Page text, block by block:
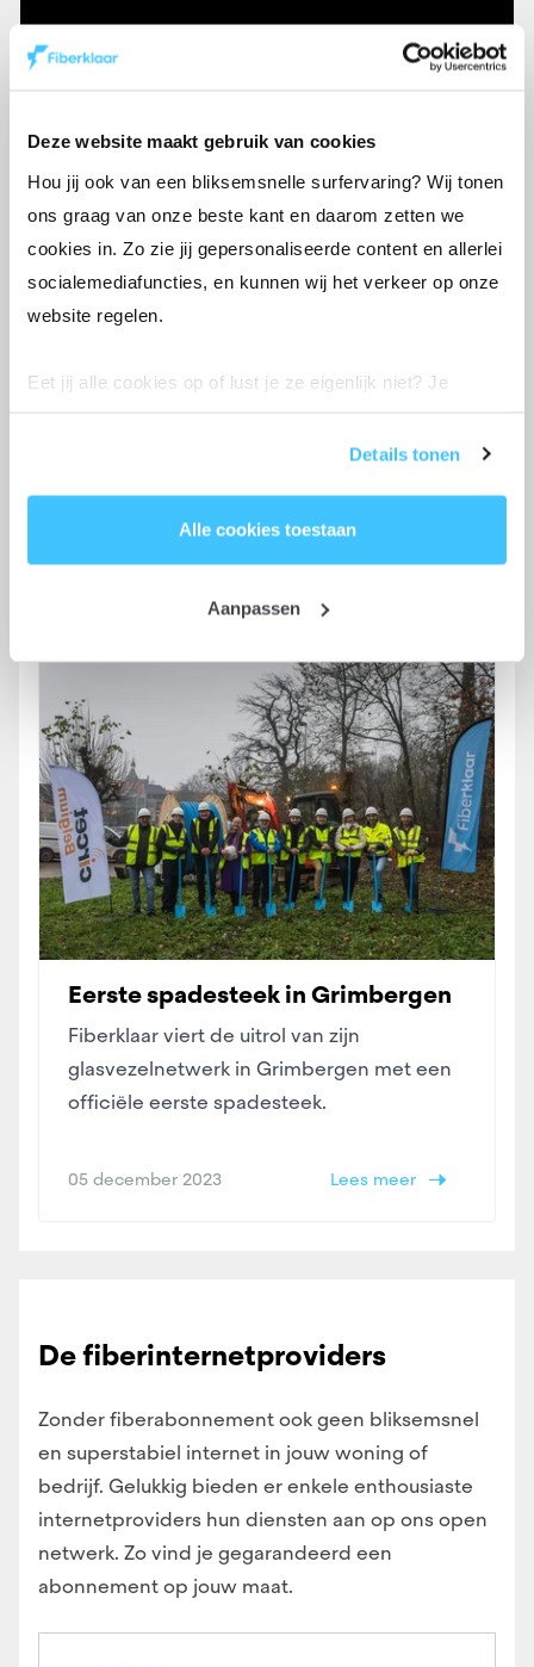
Deze website maakt gebruik van cookies
Hou jij ook van een bliksemsnelle surfervaring? Wij tonen
ons graag van onze beste kant en daarom zetten we
cookies in. Zo zie jij gepersonaliseerde content en allerlei
socialemediafuncties, en kunnen wij het verkeer op onze
website regelen.
Eet jij alle cookies op of lust je ze eigenlijk niet? Je
cookies mogen we altijd aanvinken volgens de GDPR-
Details tonen
Alle cookies toestaan
Aanpassen
zaak — en is storingvrij en
bliksemsnel.
open netwerk
Kies zelf je provider, nu en in de
Je bent altijd met het hele gezin
én al je apparaten tegelijk stabiel
online.
Eerste spadesteek in Grimbergen
Fiberklaar viert de uitrol van zijn
glasvezelnetwerk in Grimbergen met een
officiële eerste spadesteek.
05 december 2023 Lees meer
De fiberinternetproviders
Zonder fiberabonnement ook geen bliksemsnel
en superstabiel internet in jouw woning of
bedrijf. Gelukkig bieden er enkele enthousiaste
internetproviders hun diensten aan op ons open
netwerk. Zo vind je gegarandeerd een
abonnement op jouw maat.